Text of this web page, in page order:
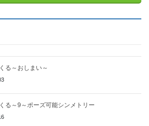
る～おしまい～
る～9～ポーズ可能シンメトリー